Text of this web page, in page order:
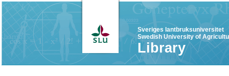
Sveriges lantbruksuniversitet
Swedish University of
Library